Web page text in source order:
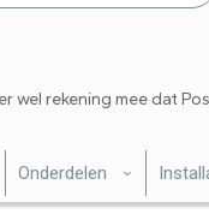
rekening mee dat
Onderdelen